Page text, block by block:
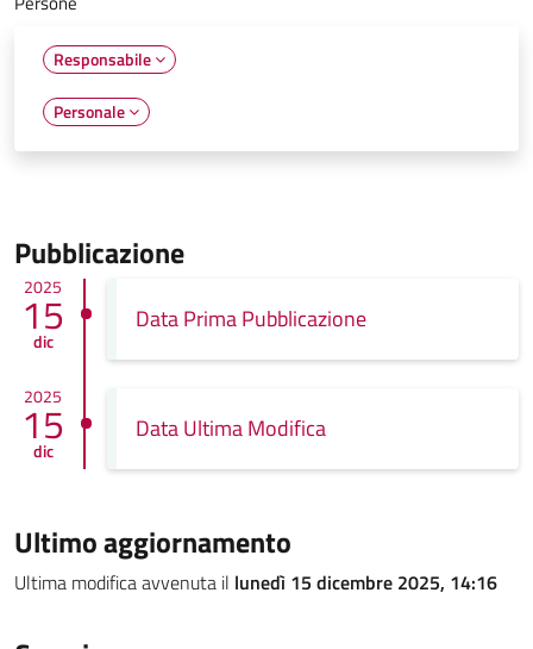
Responsabile
Personale
Pubblicazione
2025
15
dic
Data Prima Pubblicazione
2025
15
dic
Data Ultima Modifica
Ultimo aggiornamento
Ultima modifica avvenuta il lunedì 15 dicembre 2025, 14:16